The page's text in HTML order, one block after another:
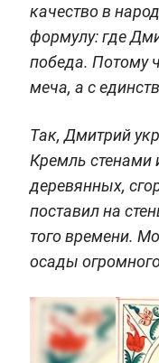
качество в
формулу: где
победа. Потому
меча, а с
Так, Дмитрий
Кремль стенами
деревянных,
поставил на
того времени.
осады